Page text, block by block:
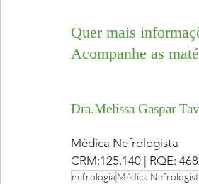
Quer mais
Acompanhe as
Dra.Melissa Gaspar
Médica Nefrologista
CRM:125.140 | RQE:
nefrologia Médica